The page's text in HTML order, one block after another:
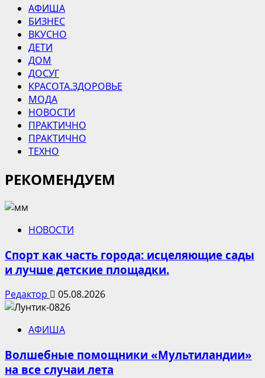
АФИША
БИЗНЕС
ВКУСНО
ДЕТИ
ДОМ
ДОСУГ
КРАСОТА.ЗДОРОВЬЕ
МОДА
НОВОСТИ
ПРАКТИЧНО
ПРАКТИЧНО
ТЕХНО
РЕКОМЕНДУЕМ
НОВОСТИ
Спорт как часть города: исцеляющие сады
и лучше детские площадки.
Редактор 05.08.2026
АФИША
Волшебные помощники «Мультиландии»
на все случаи лета